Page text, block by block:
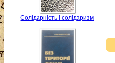
Солідарність і солідаризм